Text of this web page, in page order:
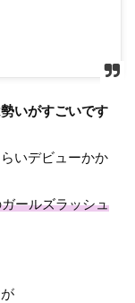
いがすごいです
いデビューかか
ールズラッシュ